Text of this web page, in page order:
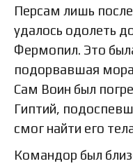
Персам лишь
удалось одолеть
Фермопил. Это
подорвавшая
Сам Воин был
Гиптий,
смог найти его
Командор был